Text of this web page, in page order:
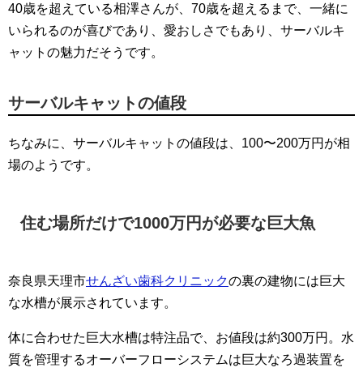
40歳を超えている相澤さんが、70歳を超えるまで、一緒に
いられるのが喜びであり、愛おしさでもあり、サーバルキ
ャットの魅力だそうです。
サーバルキャットの値段
ちなみに、サーバルキャットの値段は、100〜200万円が相
場のようです。
住む場所だけで1000万円が必要な巨大魚
奈良県天理市せんざい歯科クリニックの裏の建物には巨大
な水槽が展示されています。
体に合わせた巨大水槽は特注品で、お値段は約300万円。水
質を管理するオーバーフローシステムは巨大なろ過装置を